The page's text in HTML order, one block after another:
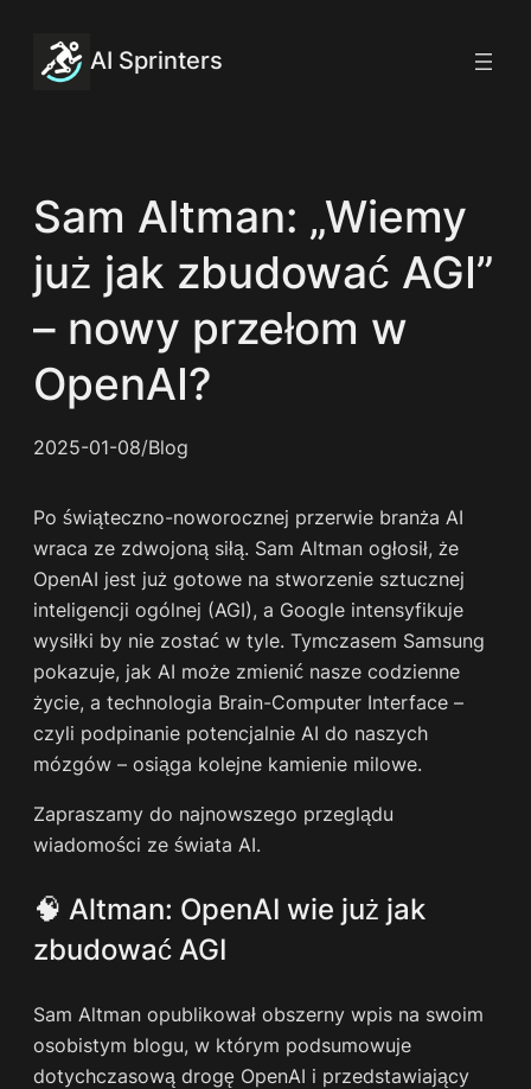
treści
AI Sprinters
Sam Altman: „Wiemy
już jak zbudować AGI”
– nowy przełom w
OpenAI?
2025-01-08/Blog
Po świąteczno-noworocznej przerwie branża AI
wraca ze zdwojoną siłą. Sam Altman ogłosił, że
OpenAI jest już gotowe na stworzenie sztucznej
inteligencji ogólnej (AGI), a Google intensyfikuje
wysiłki by nie zostać w tyle. Tymczasem Samsung
pokazuje, jak AI może zmienić nasze codzienne
życie, a technologia Brain-Computer Interface –
czyli podpinanie potencjalnie AI do naszych
mózgów – osiąga kolejne kamienie milowe.
Zapraszamy do najnowszego przeglądu
wiadomości ze świata AI.
🧠 Altman: OpenAI wie już jak
zbudować AGI
Sam Altman opublikował obszerny wpis na swoim
osobistym blogu, w którym podsumowuje
dotychczasową drogę OpenAI i przedstawiający